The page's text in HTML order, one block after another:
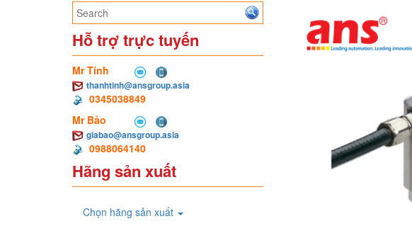
Hỗ trợ trực tuyến
Mr Tính
thanhtinh@ansgroup.asia
0345038849
Mr Bảo
giabao@ansgroup.asia
0988064140
Hãng sản xuất
Chọn hãng sản xuất